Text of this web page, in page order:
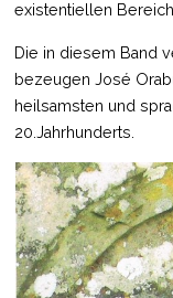
existentiellen
Die in diesem Band
bezeugen José
heilsamsten und
20.Jahrhunderts.